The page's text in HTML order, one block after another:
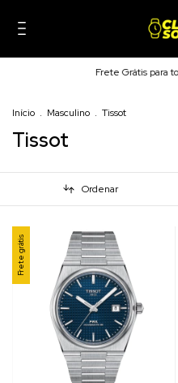
Frete Grátis para todo o Brasil
Início . Masculino . Tissot
Tissot
Ordenar
Frete grátis